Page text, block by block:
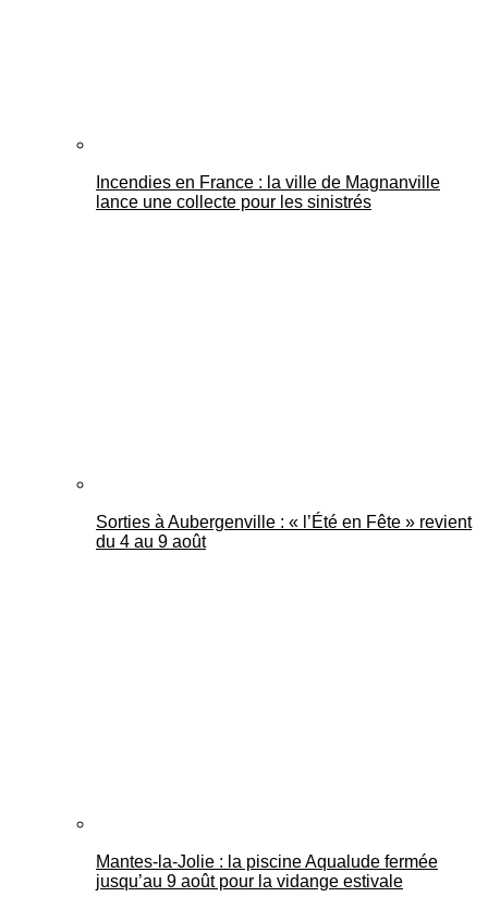
Incendies en France : la ville de Magnanville
lance une collecte pour les sinistrés
Sorties à Aubergenville : « l’Été en Fête » revient
du 4 au 9 août
Mantes-la-Jolie : la piscine Aqualude fermée
jusqu’au 9 août pour la vidange estivale